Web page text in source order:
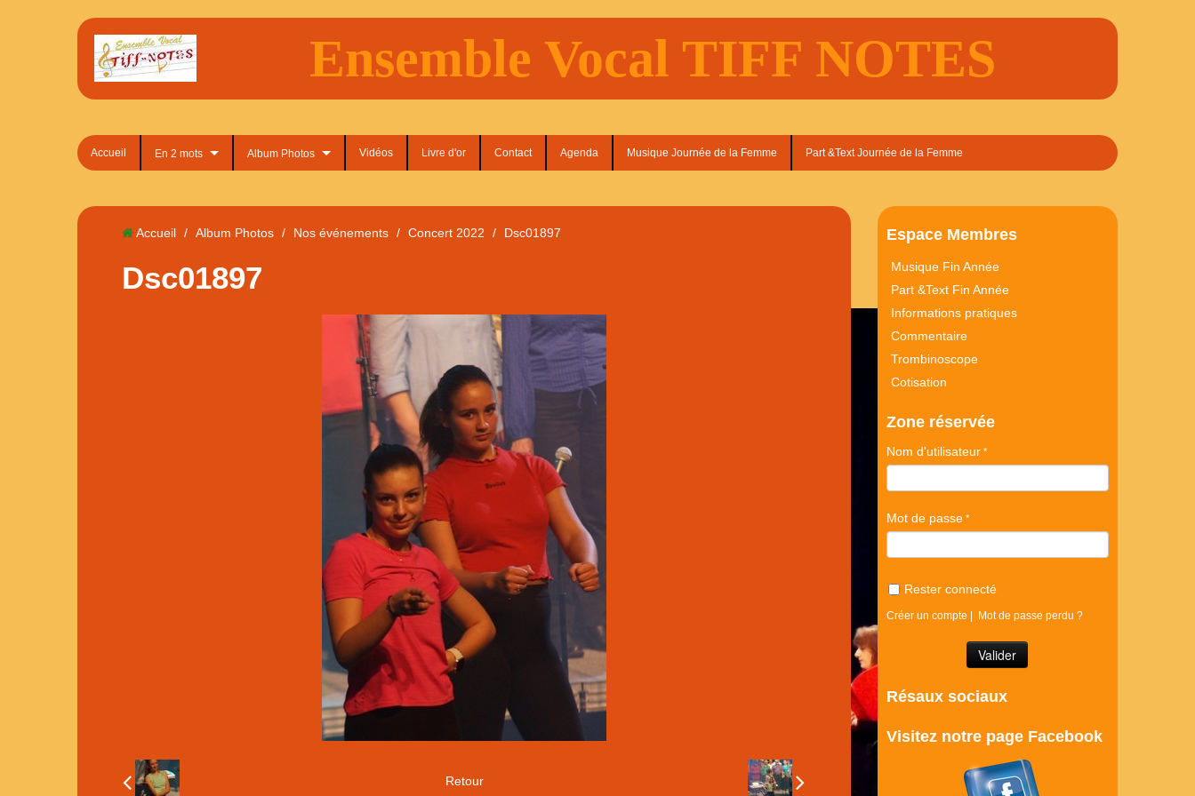
Ensemble Vocal TIFF NOTES
Accueil En 2 mots Album Photos Vidéos Livre d'or Contact Agenda Musique Journée de la Femme Part &Text Journée de la Femme
Accueil / Album Photos / Nos événements / Concert 2022 / Dsc01897
Dsc01897
Retour
Espace Membres
Musique Fin Année
Part &Text Fin Année
Informations pratiques
Commentaire
Trombinoscope
Cotisation
Zone réservée
Nom d'utilisateur
Mot de passe
Rester connecté
Créer un compte Mot de passe perdu ?
Résaux sociaux
Visitez notre page Facebook